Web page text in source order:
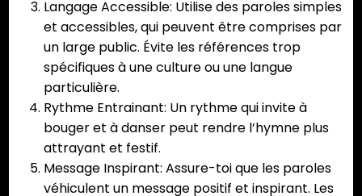
Langage Accessible: Utilise des paroles simples
et accessibles, qui peuvent être comprises par
un large public. Évite les références trop
spécifiques à une culture ou une langue
particulière.
Rythme Entrainant: Un rythme qui invite à
bouger et à danser peut rendre l’hymne plus
attrayant et festif.
Message Inspirant: Assure-toi que les paroles
véhiculent un message positif et inspirant. Les